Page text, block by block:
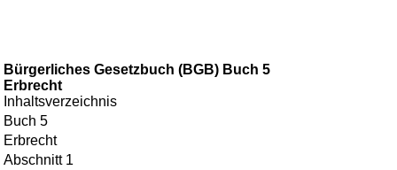
Bürgerliches Gesetzbuch (BGB) Buch 5
Erbrecht
Inhaltsverzeichnis
Buch 5
Erbrecht
Abschnitt 1